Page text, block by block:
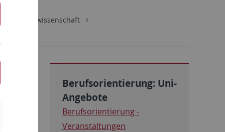
Berufsorientierung: Uni-
Angebote
Berufsorientierung -
Veranstaltungen